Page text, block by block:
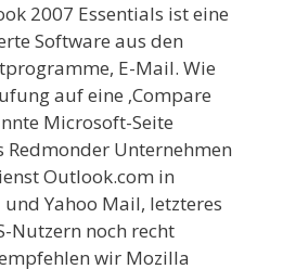
2007 Essentials ist eine
Software aus den
E-Mail. Wie
auf eine ‚Compare
Microsoft-Seite
Unternehmen
Outlook.com in
Yahoo Mail, letzteres
Nutzern noch recht
wir Mozilla